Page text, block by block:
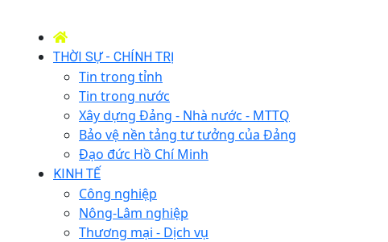
THỜI SỰ - CHÍNH TRỊ
Tin trong tỉnh
Tin trong nước
Xây dựng Đảng - Nhà nước - MTTQ
Bảo vệ nền tảng tư tưởng của Đảng
Đạo đức Hồ Chí Minh
KINH TẾ
Công nghiệp
Nông-Lâm nghiệp
Thương mại - Dịch vụ